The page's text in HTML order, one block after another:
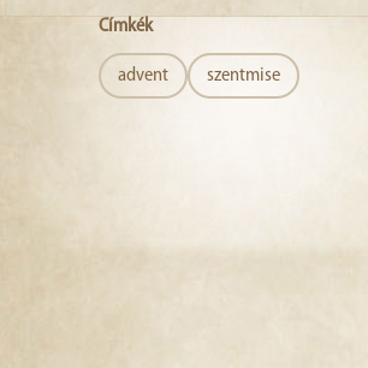
Címkék
advent szentmise